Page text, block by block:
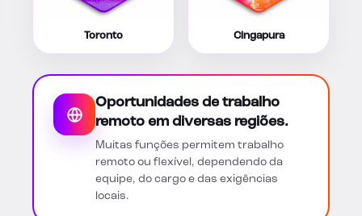
Toronto Cingapura
Oportunidades de trabalho
remoto em diversas regiões.
Muitas funções permitem trabalho
remoto ou flexível, dependendo da
equipe, do cargo e das exigências
locais.